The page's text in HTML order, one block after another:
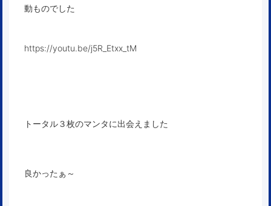
動ものでした
https://youtu.be/j5R_Etxx_tM
トータル３枚のマンタに出会えました
良かったぁ～